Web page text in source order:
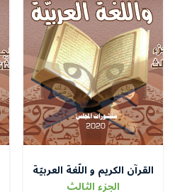
القرآن الكريم و اللّغة العربيّة
الجزء الثالث